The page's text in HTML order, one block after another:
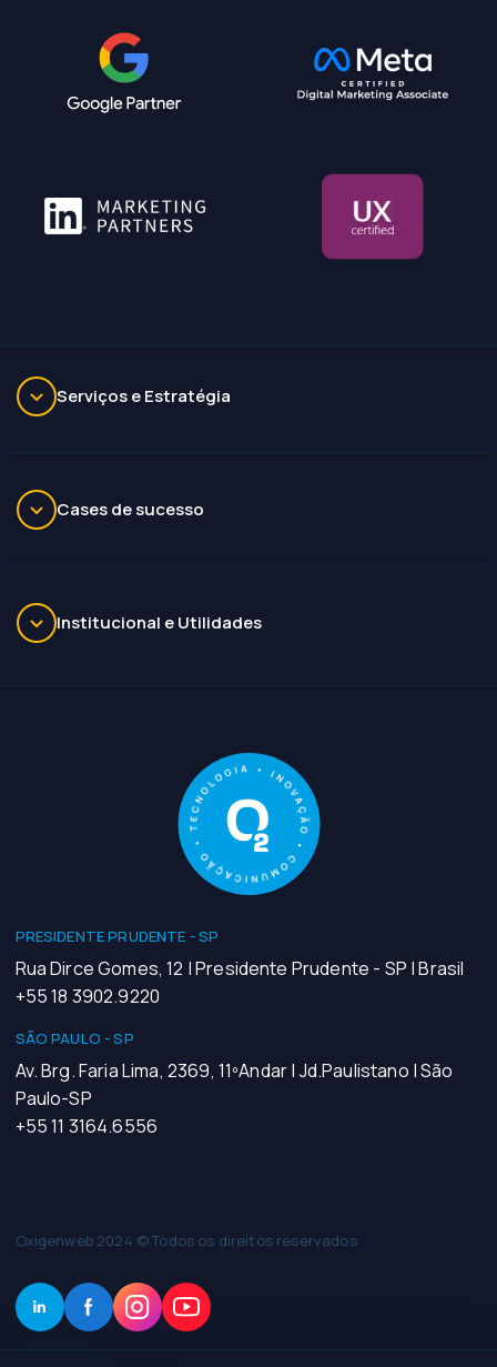
Serviços e Estratégia
Cases de sucesso
Institucional e Utilidades
PRESIDENTE PRUDENTE - SP
Rua Dirce Gomes, 12 | Presidente Prudente - SP | Brasil
+55 18 3902.9220
SÃO PAULO - SP
Av. Brg. Faria Lima, 2369, 11ºAndar | Jd.Paulistano | São
Paulo-SP
+55 11 3164.6556
Oxigenweb 2024 © Todos os direitos reservados